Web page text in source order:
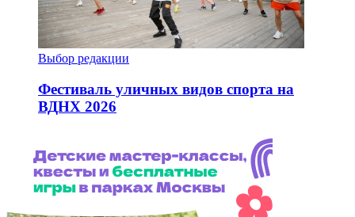
Выбор редакции
Фестиваль уличных видов спорта на
ВДНХ 2026